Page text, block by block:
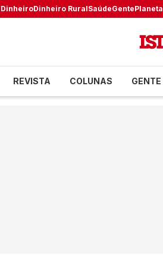
DinheiroDinheiro RuralSaúdeGentePlaneta
REVISTA COLUNAS GENTE